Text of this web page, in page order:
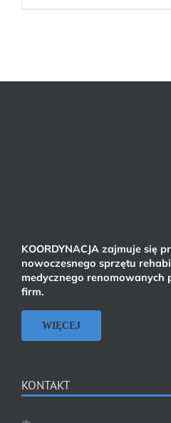
KOORDYNACJA zajmuje się
nowoczesnego sprzętu
medycznego renomowanych
firm.
WIĘCEJ
KONTAKT